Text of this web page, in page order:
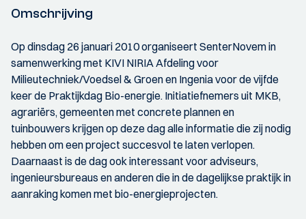
Omschrijving
Op dinsdag 26 januari 2010 organiseert SenterNovem in
samenwerking met KIVI NIRIA Afdeling voor
Milieutechniek/Voedsel & Groen en Ingenia voor de vijfde
keer de Praktijkdag Bio-energie. Initiatiefnemers uit MKB,
agrariërs, gemeenten met concrete plannen en
tuinbouwers krijgen op deze dag alle informatie die zij nodig
hebben om een project succesvol te laten verlopen.
Daarnaast is de dag ook interessant voor adviseurs,
ingenieursbureaus en anderen die in de dagelijkse praktijk in
aanraking komen met bio-energieprojecten.